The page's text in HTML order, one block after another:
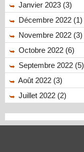
Janvier 2023 (3)
Décembre 2022 (1)
Novembre 2022 (3)
Octobre 2022 (6)
Septembre 2022 (5)
Août 2022 (3)
Juillet 2022 (2)